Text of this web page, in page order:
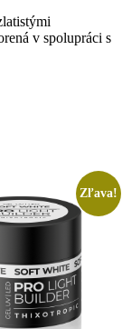
v spolupráci s
Zľava!